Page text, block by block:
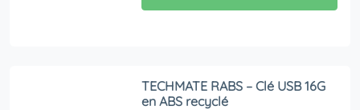
TECHMATE RABS – Clé USB 16G
en ABS recyclé